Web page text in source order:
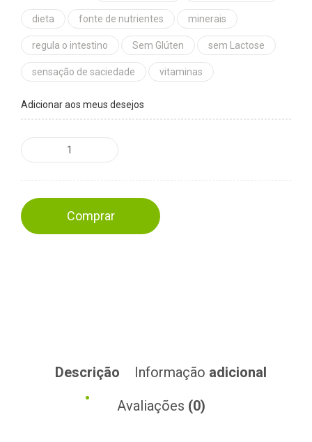
dieta fonte de nutrientes minerais
regula o intestino Sem Glúten sem Lactose
sensação de saciedade vitaminas
Adicionar aos meus desejos
Comprar
Descrição Informação adicional
Avaliações (0)